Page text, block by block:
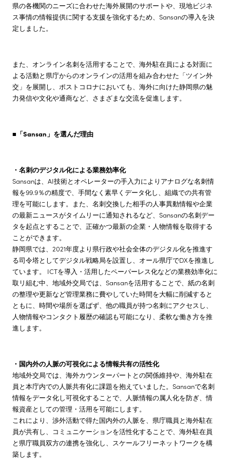
県の各機関のニーズに合わせた海外展開のサポートや、現地ビジネ
ス事情の情報提供に関する支援を強化するため、Sansanの導入を決
定しました。
また、オンライン名刺を活用することで、海外駐在員による対面に
よる活動と県庁からのオンラインの活用を組み合わせた「ツイン外
交」を展開し、ポストコロナにおいても、海外に向けた静岡県の魅
力発信や文化や通商など、さまざまな交流を促進します。
■「Sansan」を選んだ理由
・名刺のデジタル化による業務効率化
Sansanは、AI技術とオペレーターの手入力によりアナログな名刺情
報を99.9％の精度で、手間なく素早くデータ化し、組織での共有管
理を可能にします。また、名刺交換した相手の人事異動情報や企業
の最新ニュースがタイムリーに通知されるなど、Sansanの名刺デー
タを起点とすることで、正確かつ最新の企業・人物情報を取得する
ことができます。
静岡県では、2021年度より県行政や社会全体のデジタル化を推進す
る司令塔としてデジタル戦略局を設置し、オール県庁でDXを推進し
ています。 ICTを導入・活用したペーパーレス化などの業務効率化に
取リ組む中、地域外交局では、Sansanを活用することで、紙の名刺
の整理や更新など管理業務に費やしていた時間を大幅に削減すると
ともに、時間や場所を選ばず、他の職員が持つ名刺にアクセスし、
人物情報やコンタクト履歴の確認も可能になり、柔軟な働き方を推
進します。
・国内外の人脈の可視化による情報共有の活性化
地域外交局では、海外カウンターパートとの関係維持や、海外駐在
員と本庁内での人脈共有化に課題を抱えていました。Sansanで名刺
情報をデータ化し可視化することで、人脈情報の属人化を防ぎ、情
報資産としての管理・活用を可能にします。
これにより、渉外活動で得た国内外の人脈を、県庁職員と海外駐在
員が共有し、コミュニケーションを活性化することで、海外駐在員
と県庁職員双方の連携を強化し、スケールフリーネットワークを構
築します。